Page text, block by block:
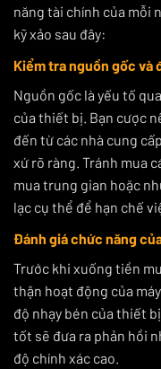
năng tài chính của mỗi
kỹ xảo sau đây:
Kiểm tra nguồn gốc và
Nguồn gốc là yếu tố
của thiết bị. Bạn cược
đến từ các nhà cung
xứ rõ ràng. Tránh mua
mua trung gian hoặc
lạc cụ thể để hạn chế
Đánh giá chức năng
Trước khi xuống tiền
thận hoạt động của
độ nhạy bén của thiết
tốt sẽ đưa ra phản hồi
độ chính xác cao.